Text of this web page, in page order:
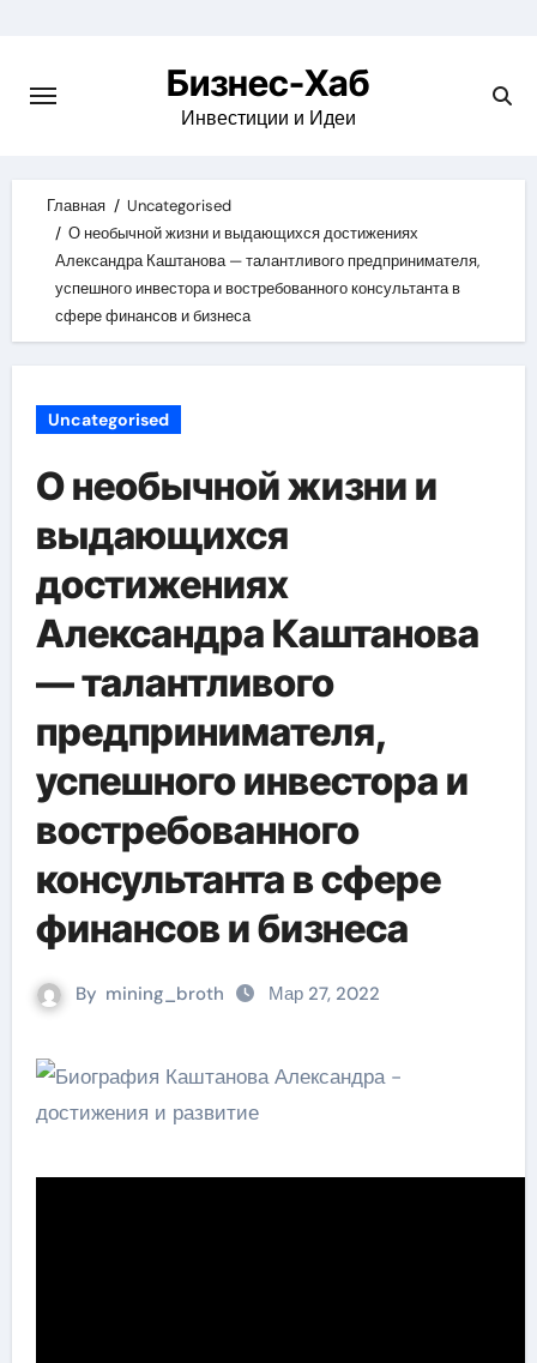
content
Бизнес-Хаб
Инвестиции и Идеи
Главная
Uncategorised
О необычной жизни и выдающихся достижениях
Александра Каштанова — талантливого предпринимателя,
успешного инвестора и востребованного консультанта в
сфере финансов и бизнеса
Uncategorised
О необычной жизни и
выдающихся
достижениях
Александра Каштанова
— талантливого
предпринимателя,
успешного инвестора и
востребованного
консультанта в сфере
финансов и бизнеса
By mining_broth Мар 27, 2022